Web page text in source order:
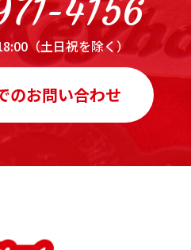
4156
（土日祝を除く）
のお問い合わせ